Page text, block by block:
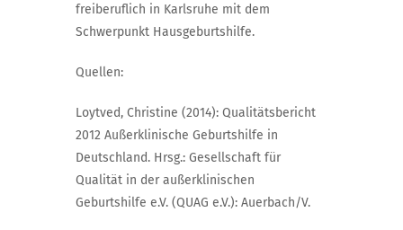
freiberuflich in Karlsruhe mit dem
Schwerpunkt Hausgeburtshilfe.
Quellen:
Loytved, Christine (2014): Qualitätsbericht
2012 Außerklinische Geburtshilfe in
Deutschland. Hrsg.: Gesellschaft für
Qualität in der außerklinischen
Geburtshilfe e.V. (QUAG e.V.): Auerbach/V.